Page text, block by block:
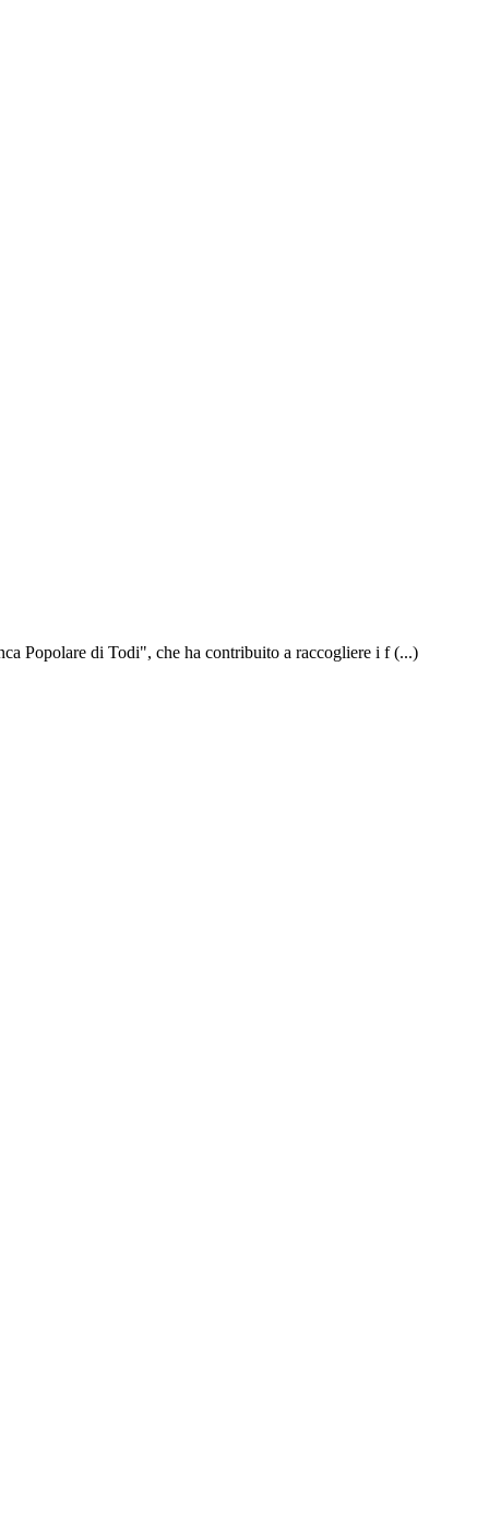
Popolare di Todi", che ha contribuito a raccogliere i f (...)